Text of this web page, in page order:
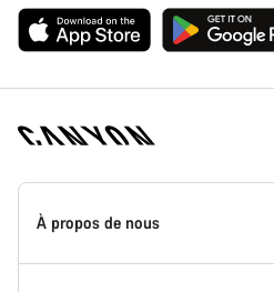
Page
d'accueil
Canyon
-
À propos de nous